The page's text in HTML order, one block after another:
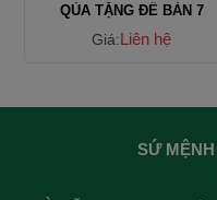
QÙA TẶNG ĐỂ BÀN 7
Giá:Liên hệ
SỨ